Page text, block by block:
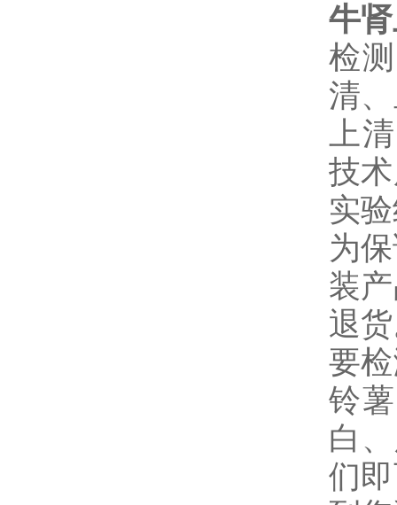
牛
检
清
上
技
实
为
装
退
要
铃
白
们